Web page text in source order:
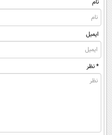
ایمیل
* نظر